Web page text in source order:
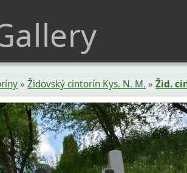
»Židovský cintorín Kys. N. M. »Žid.